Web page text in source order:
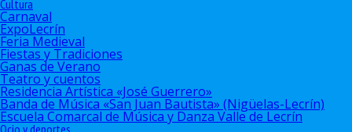
Cultura
Carnaval
ExpoLecrín
Feria Medieval
Fiestas y Tradiciones
Ganas de Verano
Teatro y cuentos
Residencia Artística «José Guerrero»
Banda de Música «San Juan Bautista» (Nigüelas-Lecrín)
Escuela Comarcal de Música y Danza Valle de Lecrín
Ocio y deportes